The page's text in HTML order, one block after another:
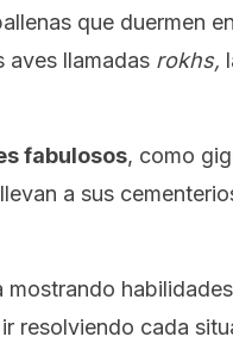
que duermen
aves llamadas rokhs,
fabulosos, como
a sus
mostrando
resolviendo cada